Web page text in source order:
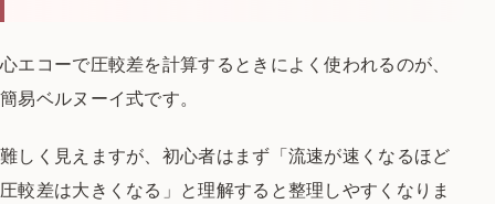
心エコーで圧較差を計算するときによく使われるのが、
簡易ベルヌーイ式です。
難しく見えますが、初心者はまず「流速が速くなるほど
圧較差は大きくなる」と理解すると整理しやすくなりま